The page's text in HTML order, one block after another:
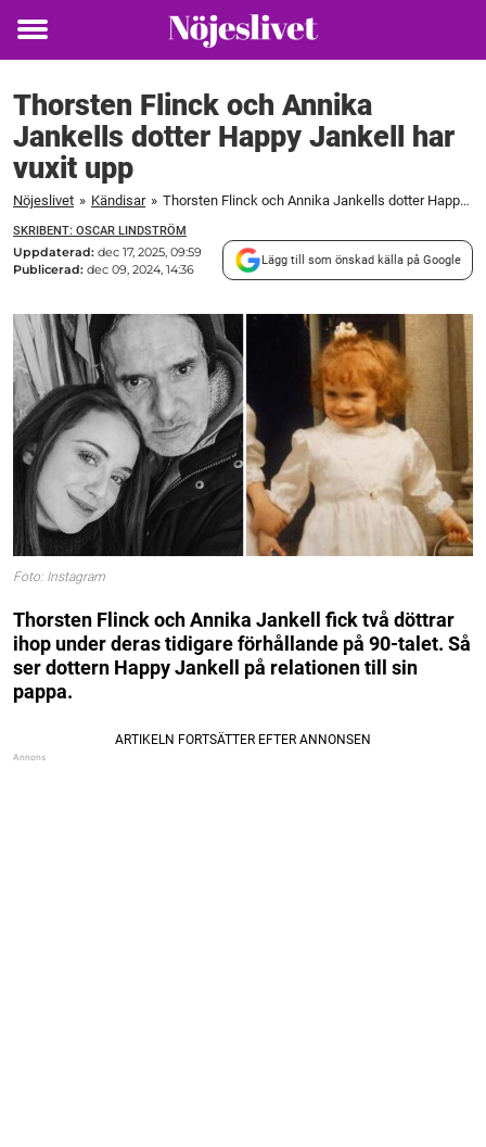
Toggle
Thorsten Flinck och Annika
Jankells dotter Happy Jankell har
vuxit upp
Nöjeslivet » Kändisar » Thorsten Flinck och Annika Jankells dotter Happy Jankell har vuxit upp
SKRIBENT: OSCAR LINDSTRÖM
Uppdaterad: dec 17, 2025, 09:59
Publicerad: dec 09, 2024, 14:36
Lägg till som önskad källa på Google
Foto: Instagram
Thorsten Flinck och Annika Jankell fick två döttrar
ihop under deras tidigare förhållande på 90-talet. Så
ser dottern Happy Jankell på relationen till sin
pappa.